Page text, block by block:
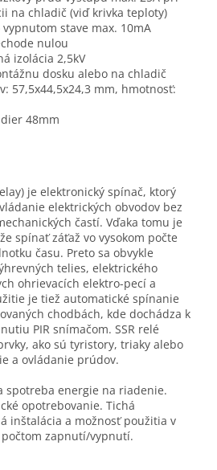
na chladič (viď krivka teploty)
stave max. 10mA
nulou
izolácia 2,5kV
dosku alebo na chladič
57,5x44,5x24,3 mm, hmotnosť:
48mm
je elektronický spínač, ktorý
elektrických obvodov bez
častí. Vďaka tomu je
spínať záťaž vo vysokom počte
času. Preto sa obvykle
telies, elektrického
ohrievacích elektro-pecí a
je tiež automatické spínanie
chodbách, kde dochádza k
PIR snímačom. SSR relé
ako sú tyristory, triaky alebo
a ovládanie prúdov.
spotreba energie na riadenie.
opotrebovanie. Tichá
inštalácia a možnosť použitia v
zapnutí/vypnutí.